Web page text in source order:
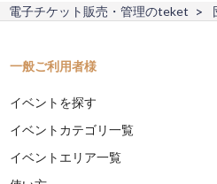
電子チケット販売・管理のteket
一般ご利用者様
イベントを探す
イベントカテゴリ一覧
イベントエリア一覧